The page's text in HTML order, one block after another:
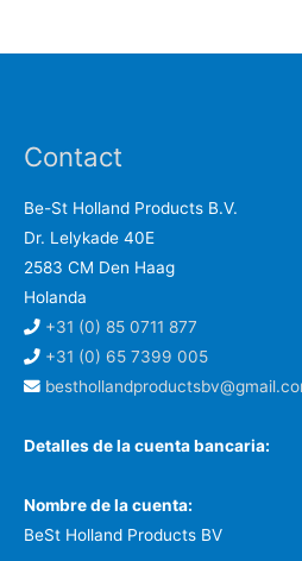
Contact
Be-St Holland Products B.V.
Dr. Lelykade 40E
2583 CM Den Haag
Holanda
+31 (0) 85 0711 877
+31 (0) 65 7399 005
Detalles de la cuenta bancaria:
Nombre de la cuenta:
BeSt Holland Products BV